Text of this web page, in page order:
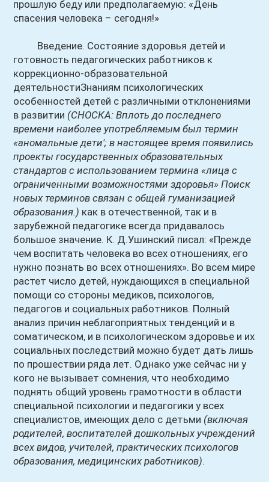
прошлую беду или предполагаемую: «День
спасения человека – сегодня!»
Введение. Состояние здоровья детей и
готовность педагогических работников к
коррекционно-образовательной
деятельностиЗнаниям психологических
особенностей детей с различными отклонениями
в развитии (СНОСКА: Вплоть до последнего
времени наиболее употребляемым был термин
«аномальные дети'; в настоящее время появились
проекты государственных образовательных
стандартов с использованием термина «лица с
ограниченными возможностями здоровья» Поиск
новых терминов связан с общей гуманизацией
образования.) как в отечественной, так и в
зарубежной педагогике всегда придавалось
большое значение. К. Д.Ушинский писал: «Прежде
чем воспитать человека во всех отношениях, его
нужно познать во всех отношениях». Во всем мире
растет число детей, нуждающихся в специальной
помощи со стороны медиков, психологов,
педагогов и социальных работников. Полный
анализ причин неблагоприятных тенденций и в
соматическом, и в психологическом здоровье и их
социальных последствий можно будет дать лишь
по прошествии ряда лет. Однако уже сейчас ни у
кого не вызывает сомнения, что необходимо
поднять общий уровень грамотности в области
специальной психологии и педагогики у всех
специалистов, имеющих дело с детьми (включая
родителей, воспитателей дошкольных учреждений
всех видов, учителей, практических психологов
образования, медицинских работников).